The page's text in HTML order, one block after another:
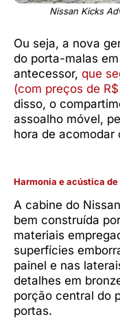
Nissan Kicks
Ou seja, a nova
do porta-malas
antecessor, que
(com preços de
disso, o
assoalho móvel,
hora de acomodar
Harmonia e acústica
A cabine do
bem construída
materiais
superfícies
painel e nas
detalhes em
porção central do
portas.